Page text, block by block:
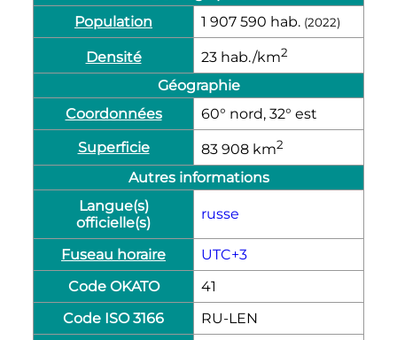
Population
1 907 590 hab. (2022)
Densité 23 hab./km2
Géographie
Coordonnées
60° nord, 32° est
Superficie
83 908 km2
Autres informations
Langue(s)
officielle(s)
russe
Fuseau horaire
UTC+3
Code OKATO
41
Code ISO 3166
RU-LEN